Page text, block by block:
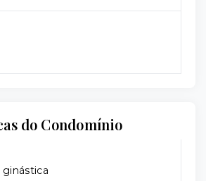
do Condomínio
ginástica